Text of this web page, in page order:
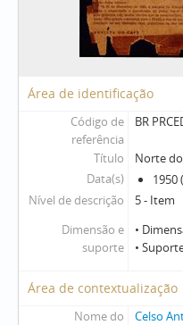
Área de identificação
Código de
referência
BR
Título
Norte
Data(s)
1950
Nível de descrição
5 - Item
Dimensão e
suporte
•
•
Área de contextualização
Nome do
Celso